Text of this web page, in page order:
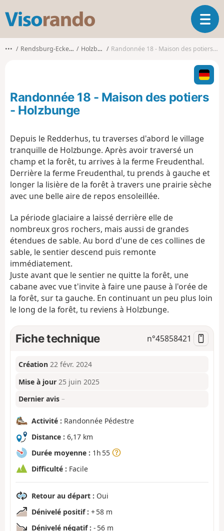
s
o
o
O
u
i
r
l
a
t
i
••• Rendsburg-Eckernförde Holzbunge Randonnée 18 - Maison des potiers - Holzbunge
Randonnée 18 - Maison des potiers
- Holzbunge
Depuis le Redderhus, tu traverses d'abord le village
tranquille de Holzbunge. Après avoir traversé un
champ et la forêt, tu arrives à la ferme Freudenthal.
Derrière la ferme Freudenthal, tu prends à gauche et
longer la lisière de la forêt à travers une prairie sèche
avec une belle aire de repos ensoleillée.
La période glaciaire a laissé derrière elle de
nombreux gros rochers, mais aussi de grandes
étendues de sable. Au bord d'une de ces collines de
sable, le sentier descend puis remonte
immédiatement.
Juste avant que le sentier ne quitte la forêt, une
cabane avec vue t'invite à faire une pause à l'orée de
la forêt, sur ta gauche. En continuant un peu plus loin
le long de la forêt, tu reviens à Holzbunge.
Fiche technique n°45858421
Création 22 févr. 2024
Mise à jour 25 juin 2025
Dernier avis –
Activité : Randonnée Pédestre
Distance : 6,17 km
Durée moyenne : 1h 55
Difficulté : Facile
Retour au départ : Oui
Dénivelé positif : + 58 m
Dénivelé négatif : - 56 m